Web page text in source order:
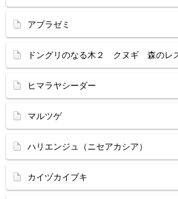
アブラゼミ
ドングリのなる木２ クヌギ 森のレ
ヒマラヤシーダー
マルツゲ
ハリエンジュ（ニセアカシア）
カイヅカイブキ